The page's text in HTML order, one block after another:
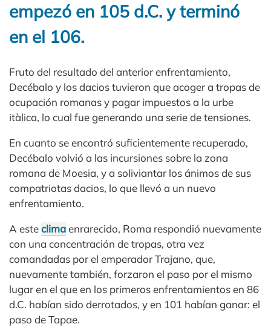
empezó en 105 d.C. y terminó
en el 106.
Fruto del resultado del anterior enfrentamiento,
Decébalo y los dacios tuvieron que acoger a tropas de
ocupación romanas y pagar impuestos a la urbe
itàlica, lo cual fue generando una serie de tensiones.
En cuanto se encontró suficientemente recuperado,
Decébalo volvió a las incursiones sobre la zona
romana de Moesia, y a soliviantar los ánimos de sus
compatriotas dacios, lo que llevó a un nuevo
enfrentamiento.
A esteclimaenrarecido, Roma respondió nuevamente
con una concentración de tropas, otra vez
comandadas por el emperador Trajano, que,
nuevamente también, forzaron el paso por el mismo
lugar en el que en los primeros enfrentamientos en 86
d.C. habían sido derrotados, y en 101 habían ganar: el
paso de Tapae.